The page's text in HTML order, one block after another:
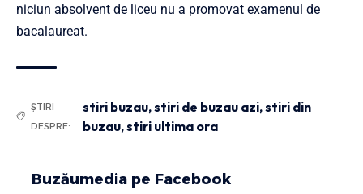
niciun absolvent de liceu nu a promovat examenul de
bacalaureat.
ȘTIRI
DESPRE:
stiri buzau,stiri de buzau azi,stiri din
buzau,stiri ultima ora
Buzăumedia pe Facebook